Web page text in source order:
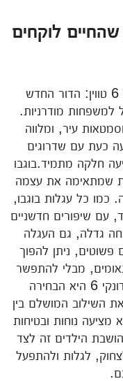
מקום שהחיים לוקחים
הכירו את עגלת התינוק בוגבו דונקי 6 טווין: הדור החדש
למשפחות מודרניות.
עיר, ומלווה
כעת עם שדרוגים
חלקה מתמיד.בוגבו
שמתאימה את עצמה
כל עגלות בוגבו,
עם שיפורים חדשניים
גדלה, גם העגלה
בתוך 3 קליקים פשוטים, ניתן להפוך
מבלי להתפשר
על מרחב, נוחות או שליטה.בוגבו דונקי 6 היא הבחירה
השילוב המושלם בין
מציעה נוחות ובטיחות
הילדים זה לצד
לגלות ולהתפעל